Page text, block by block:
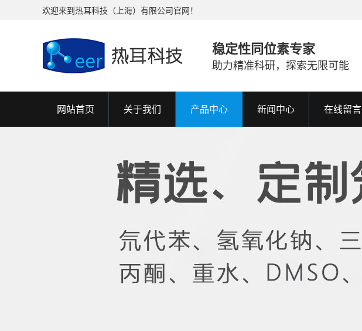
欢迎来到热耳科技（上海）有限公司官网！
稳定性同位素专家
助力精准科研，探索无限可能
网站首页 关于我们 产品中心 新闻中心 在线留言